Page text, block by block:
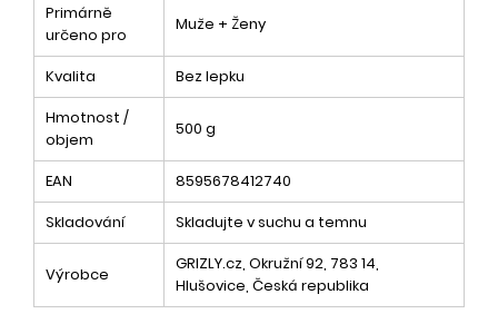
Primárně
určeno pro
Muže + Ženy
Kvalita
Bez lepku
Hmotnost /
objem
500 g
EAN
8595678412740
Skladování
Skladujte v suchu a temnu
Výrobce
GRIZLY.cz, Okružní 92, 783 14,
Hlušovice, Česká republika